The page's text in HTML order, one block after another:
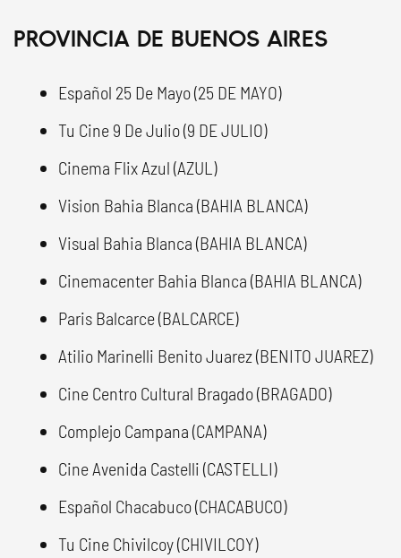
PROVINCIA DE BUENOS AIRES
Español 25 De Mayo (25 DE MAYO)
Tu Cine 9 De Julio (9 DE JULIO)
Cinema Flix Azul (AZUL)
Vision Bahia Blanca (BAHIA BLANCA)
Visual Bahia Blanca (BAHIA BLANCA)
Cinemacenter Bahia Blanca (BAHIA BLANCA)
Paris Balcarce (BALCARCE)
Atilio Marinelli Benito Juarez (BENITO JUAREZ)
Cine Centro Cultural Bragado (BRAGADO)
Complejo Campana (CAMPANA)
Cine Avenida Castelli (CASTELLI)
Español Chacabuco (CHACABUCO)
Tu Cine Chivilcoy (CHIVILCOY)